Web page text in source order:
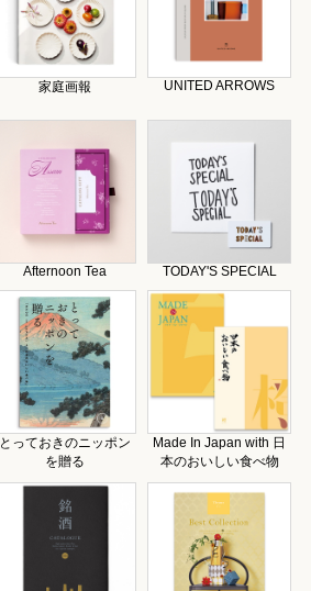
家庭画報 UNITED ARROWS
Afternoon Tea TODAY'S SPECIAL
とっておきのニッポン
を贈る
Made In Japan with 日
本のおいしい食べ物